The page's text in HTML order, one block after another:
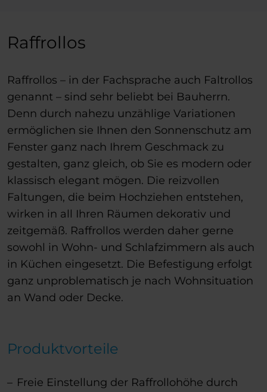
Raffrollos
Raffrollos – in der Fachsprache auch Faltrollos
genannt – sind sehr beliebt bei Bauherrn.
Denn durch nahezu unzählige Variationen
ermöglichen sie Ihnen den Sonnenschutz am
Fenster ganz nach Ihrem Geschmack zu
gestalten, ganz gleich, ob Sie es modern oder
klassisch elegant mögen. Die reizvollen
Faltungen, die beim Hochziehen entstehen,
wirken in all Ihren Räumen dekorativ und
zeitgemäß. Raffrollos werden daher gerne
sowohl in Wohn- und Schlafzimmern als auch
in Küchen eingesetzt. Die Befestigung erfolgt
ganz unproblematisch je nach Wohnsituation
an Wand oder Decke.
Produktvorteile
Freie Einstellung der Raffrollohöhe durch